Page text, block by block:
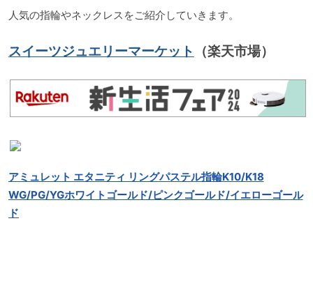
人気の指輪やネックレスをご紹介していきます。
スイーツジュエリーマーケット （楽天市場）
アミュレット エタニティ リングパステル指輪K10/K18
WG/PG/YGホワイトゴールド/ピンクゴールド/イエローゴール
ド